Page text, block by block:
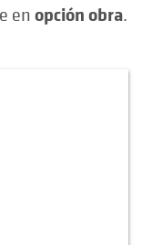
en opción obra.